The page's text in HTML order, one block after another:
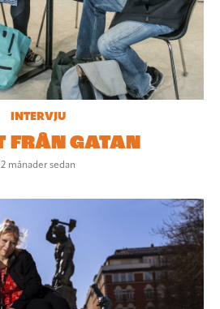
INTERVJU
FRÅN GATAN
2 månader sedan